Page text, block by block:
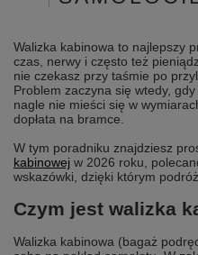
Walizka kabinowa to najlepszy
czas, nerwy i często też
nie czekasz przy taśmie po
Problem zaczyna się wtedy,
nagle nie mieści się w
dopłata na bramce.
W tym poradniku znajdziesz
kabinowej w 2026 roku,
wskazówki, dzięki którym podróż
Czym jest walizka
Walizka kabinowa (bagaż